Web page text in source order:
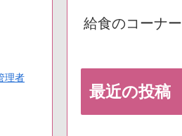
理者
給食のコーナー
最近の投稿